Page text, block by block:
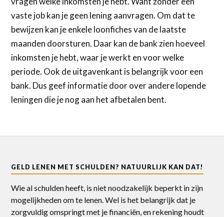
vaste job kan je geen lening aanvragen. Om dat te
bewijzen kan je enkele loonfiches van de laatste
maanden doorsturen. Daar kan de bank zien hoeveel
inkomsten je hebt, waar je werkt en voor welke
periode. Ook de uitgavenkant is belangrijk voor een
bank. Dus geef informatie door over andere lopende
leningen die je nog aan het afbetalen bent.
GELD LENEN MET SCHULDEN? NATUURLIJK KAN DAT!
Wie al schulden heeft, is niet noodzakelijk beperkt in zijn
mogelijkheden om te lenen. Wel is het belangrijk dat je
zorgvuldig omspringt met je financiën, en rekening houdt